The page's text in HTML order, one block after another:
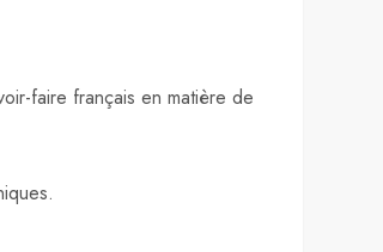
faire français en matière de